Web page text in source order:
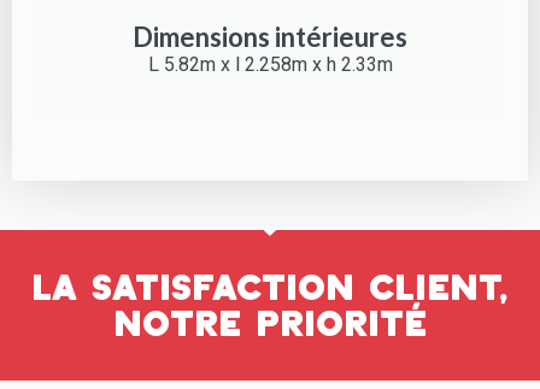
Dimensions intérieures
L 5.82m x l 2.258m x h 2.33m
La satisfaction client,
notre priorité